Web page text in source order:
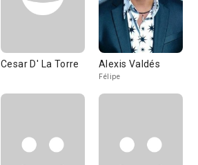
Cesar D' La Torre Alexis Valdés
Félipe